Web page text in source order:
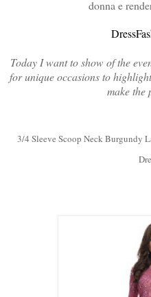
donna e
Today I want to show of the
for unique occasions to
make the
3/4 Sleeve Scoop Neck Burgundy